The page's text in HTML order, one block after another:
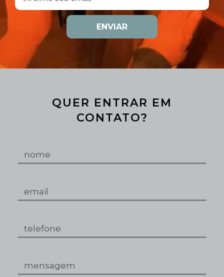
ENVIAR
QUER ENTRAR EM
CONTATO?